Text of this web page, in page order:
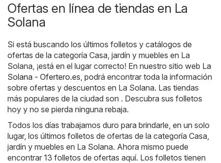
Ofertas en línea de tiendas en La
Solana
Si está buscando los últimos folletos y catálogos de
ofertas de la categoría Casa, jardín y muebles en La
Solana, ¡está en el lugar correcto! En nuestro sitio web La
Solana - Ofertero.es, podrá encontrar toda la información
sobre ofertas y descuentos en La Solana. Las tiendas
más populares de la ciudad son . Descubra sus folletos
hoy y no se pierda ninguna rebaja.
Todos los días trabajamos duro para brindarle, en un solo
lugar, los últimos folletos de ofertas de la categoría Casa,
jardín y muebles en La Solana. Ahora mismo puede
encontrar 13 folletos de ofertas aquí. Los folletos tienen